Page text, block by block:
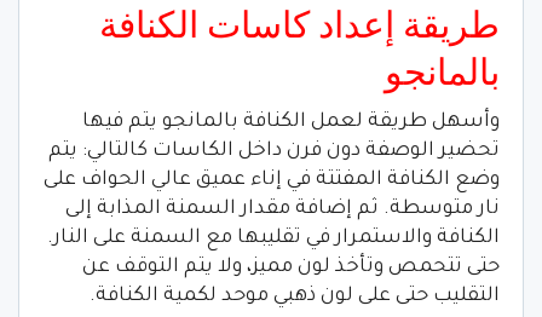
طريقة إعداد كاسات الكنافة
بالمانجو
وأسهل طريقة لعمل الكنافة بالمانجو يتم فيها
تحضير الوصفة دون فرن داخل الكاسات كالتالي: يتم
وضع الكنافة المفتتة في إناء عميق عالي الحواف على
نار متوسطة. ثم إضافة مقدار السمنة المذابة إلى
الكنافة والاستمرار في تقليبها مع السمنة على النار.
حتى تتحمص وتأخذ لون مميز، ولا يتم التوقف عن
التقليب حتى على لون ذهبي موحد لكمية الكنافة.